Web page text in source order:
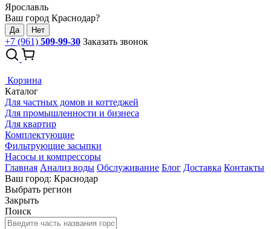
Ярославль
Ваш город Краснодар?
Да Нет
+7 (961) 509-99-30 Заказать звонок
Корзина
Каталог
Для частных домов и коттеджей
Для промышленности и бизнеса
Для квартир
Комплектующие
Фильтрующие засыпки
Насосы и компрессоры
Главная Анализ воды Обслуживание Блог Доставка Контакты
Ваш город: Краснодар
Выбрать регион
Закрыть
Поиск